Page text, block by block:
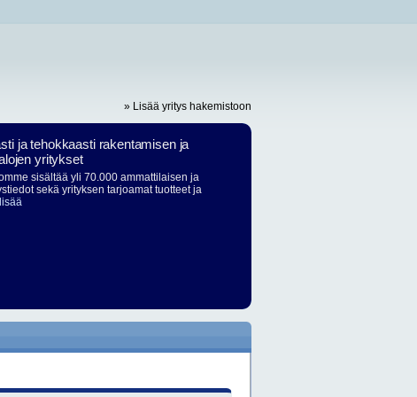
» Lisää yritys hakemistoon
ja tehokkaasti rakentamisen ja
yritykset
sisältää yli 70.000 ammattilaisen ja
sekä yrityksen tarjoamat tuotteet ja